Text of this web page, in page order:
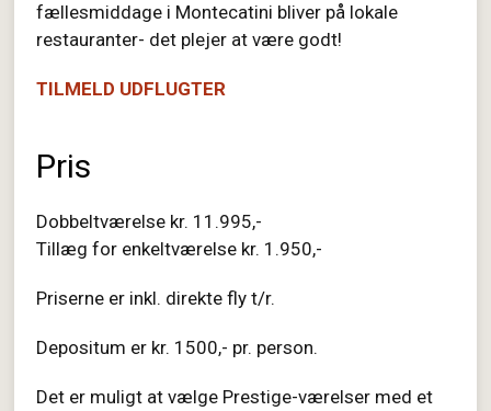
fællesmiddage i Montecatini bliver på lokale
restauranter- det plejer at være godt!
TILMELD UDFLUGTER
Pris
Dobbeltværelse kr. 11.995,-
Tillæg for enkeltværelse kr. 1.950,-
Priserne er inkl. direkte fly t/r.
Depositum er kr. 1500,- pr. person.
Det er muligt at vælge Prestige-værelser med et